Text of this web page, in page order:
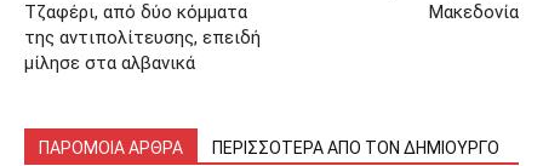
Τζαφέρι, από δύο κόμματα
της αντιπολίτευσης, επειδή
μίλησε στα αλβανικά
Μακεδονία
ΠΑΡΟΜΟΙΑ ΑΡΘΡΑ ΠΕΡΙΣΣΟΤΕΡΑ ΑΠΟ ΤΟΝ ΔΗΜΙΟΥΡΓΟ